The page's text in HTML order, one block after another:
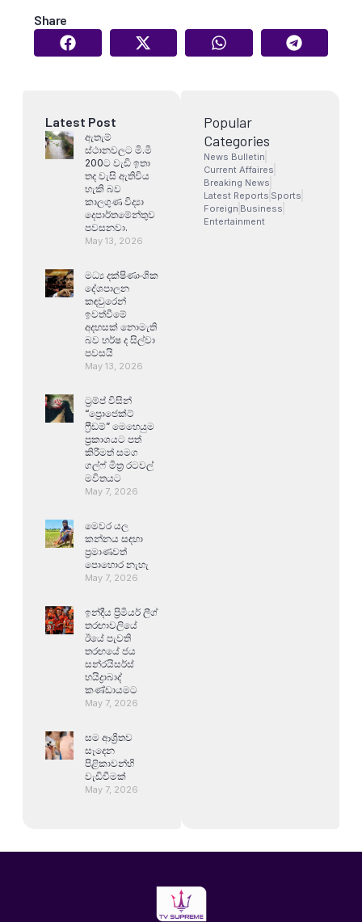
Share
Latest Post
ඇතැම්
ස්ථානවලට මි.මි
200ට වැඩි ඉතා
තද වැසි ඇතිවිය
හැකි බව
කාලගුණ විද්‍යා
දෙපාර්තමේන්තුව
පවසනවා.
May 13, 2026
මධ්‍ය දක්ෂිණාංශික
දේශපාලන
කඳවුරෙන්
ඉවත්වීමේ
අදහසක් නොමැති
බව හර්ෂ ද සිල්වා
පවසයි
May 13, 2026
ට්‍රම්ප් විසින්
“ප්‍රොජෙක්ට්
ෆ්‍රීඩම්” මෙහෙයුම
ප්‍රකාශයට පත්
කිරීමත් සමග
ගල්ෆ් මිත්‍ර රටවල්
මවිතයට
May 7, 2026
මෙවර යල
කන්නය සඳහා
ප්‍රමාණවත්
පොහොර නැහැ
May 7, 2026
ඉන්දීය ප්‍රිමියර් ලීග්
තරඟාවලියේ
ඊයේ පැවති
තරඟයේ ජය
සන්රයිසර්ස්
හයිද්‍රාබාද්
කණ්ඩායමට
May 7, 2026
සම ආශ්‍රිතව
සෑදෙන
පිළිකාවන්හි
වැඩිවීමක්
May 7, 2026
Popular
Categories
News Bulletin
Current Affaires
Breaking News
Latest Reports Sports
Foreign Business
Entertainment